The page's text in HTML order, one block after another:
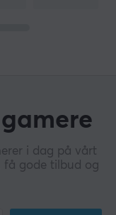
i dag på vårt
få gode tilbud og